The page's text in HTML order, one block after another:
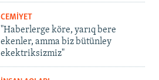
CEMİYET
"Haberlerge köre, yarıq bere
ekenler, amma biz bütünley
ekektriksizmiz"